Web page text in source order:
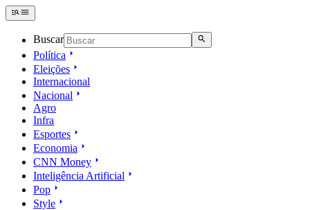
Buscar
Política
Eleições
Internacional
Nacional
Agro
Infra
Esportes
Economia
CNN Money
Inteligência Artificial
Pop
Style